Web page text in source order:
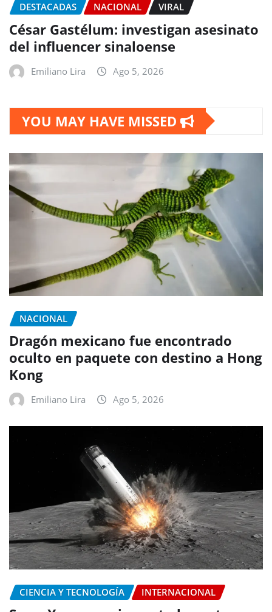
DESTACADAS NACIONAL VIRAL
César Gastélum: investigan asesinato
del influencer sinaloense
Emiliano Lira Ago 5, 2026
YOU MAY HAVE MISSED
NACIONAL
Dragón mexicano fue encontrado
oculto en paquete con destino a Hong
Kong
Emiliano Lira Ago 5, 2026
CIENCIA Y TECNOLOGÍA INTERNACIONAL